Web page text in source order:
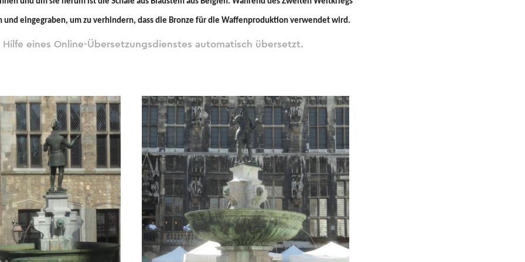
und eingegraben, um zu verhindern, dass die Bronze für die Waffenproduktion verwendet wird.
eines Online-Übersetzungsdienstes automatisch übersetzt.